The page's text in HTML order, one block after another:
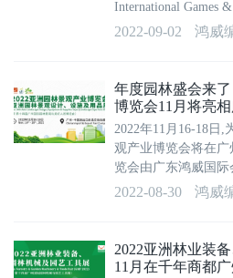
International Games
Zhongshan
2022-09-02 鸿威
年度园林盛会来
博览会11月将亮
2022年11月16-18日,
观产业博览会将在广
览会由广东鸿威国
园林景观行业协会单
2022-08-30 鸿威
2022亚洲林业装
11月在千年商都